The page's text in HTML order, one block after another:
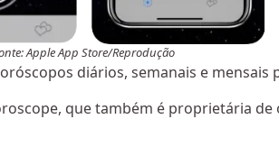
Apple App Store/Reprodução
diários, semanais e mensais
que também é proprietária